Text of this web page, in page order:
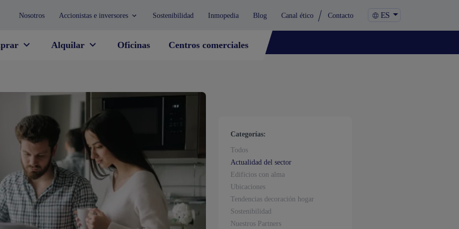
Nosotros Accionistas e inversores Sostenibilidad Inmopedia Blog Canal ético Contacto ES
Alquilar Oficinas Centros comerciales
Categorías:
Todos
Actualidad del sector
Edificios con alma
Ubicaciones
Tendencias decoración hogar
Sostenibilidad
Nuestros Partners